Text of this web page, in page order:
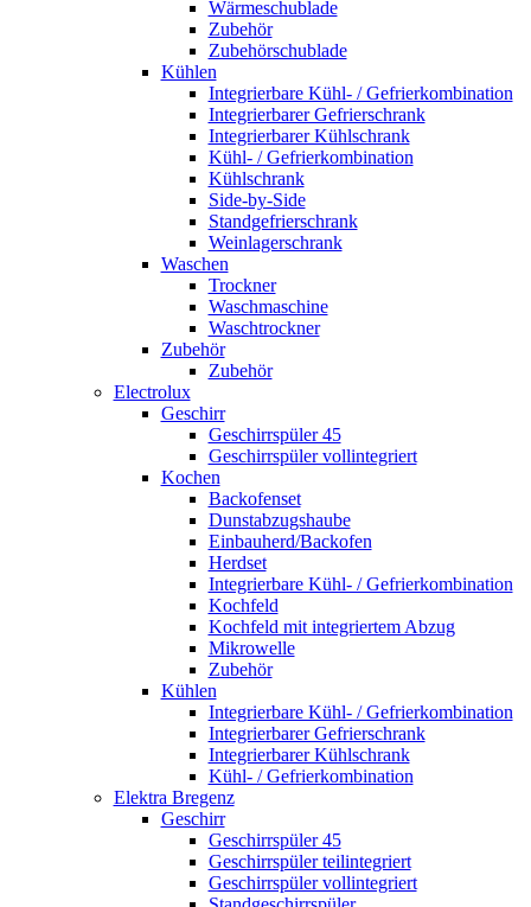
Wärmeschublade
Zubehör
Zubehörschublade
Kühlen
Integrierbare Kühl- / Gefrierkombination
Integrierbarer Gefrierschrank
Integrierbarer Kühlschrank
Kühl- / Gefrierkombination
Kühlschrank
Side-by-Side
Standgefrierschrank
Weinlagerschrank
Waschen
Trockner
Waschmaschine
Waschtrockner
Zubehör
Zubehör
Electrolux
Geschirr
Geschirrspüler 45
Geschirrspüler vollintegriert
Kochen
Backofenset
Dunstabzugshaube
Einbauherd/Backofen
Herdset
Integrierbare Kühl- / Gefrierkombination
Kochfeld
Kochfeld mit integriertem Abzug
Mikrowelle
Zubehör
Kühlen
Integrierbare Kühl- / Gefrierkombination
Integrierbarer Gefrierschrank
Integrierbarer Kühlschrank
Kühl- / Gefrierkombination
Elektra Bregenz
Geschirr
Geschirrspüler 45
Geschirrspüler teilintegriert
Geschirrspüler vollintegriert